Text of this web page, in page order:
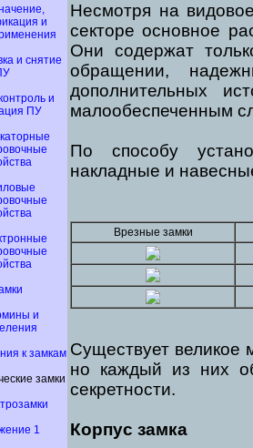
и
и снятие
и
ПУ
и
к замкам
замки
1
Несмотря на
секторе основное
Они содержат
обращении,
дополнительных
малообеспеченным
По способу
накладные и
Врезные замки
Существует великое
но каждый из них
секретности.
Корпус замка